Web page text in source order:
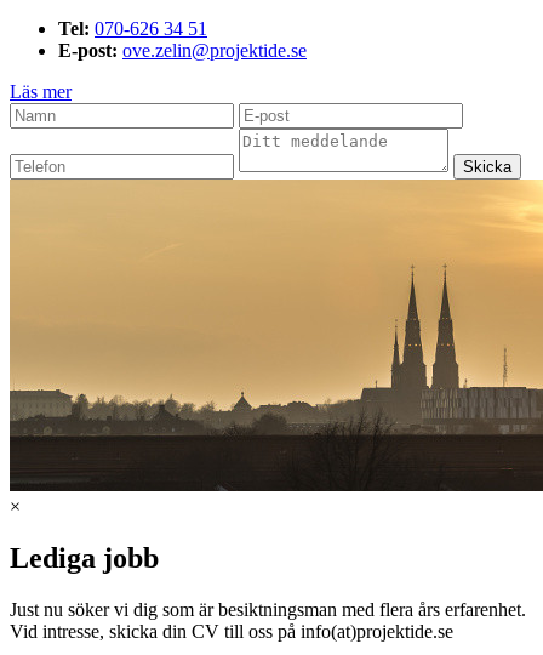
Tel: 070-626 34 51
E-post: ove.zelin@projektide.se
Läs mer
Skicka
×
Lediga jobb
Just nu söker vi dig som är besiktningsman med flera års erfarenhet.
Vid intresse, skicka din CV till oss på info(at)projektide.se